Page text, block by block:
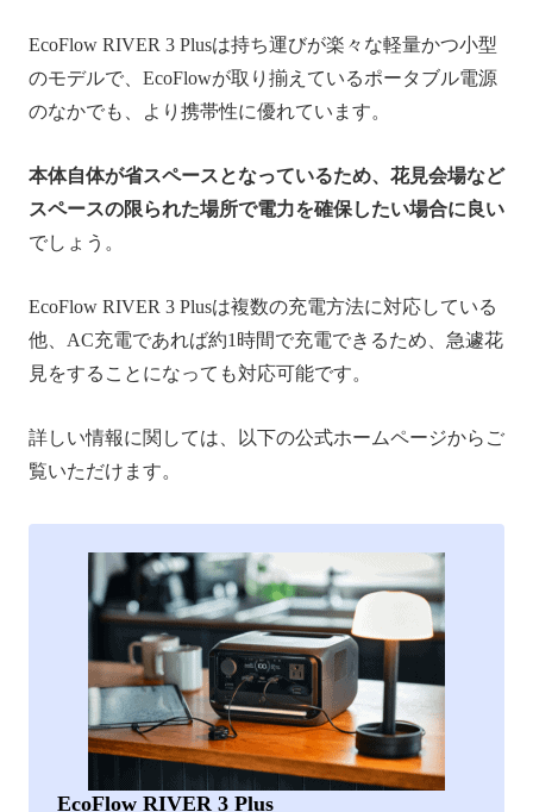
EcoFlow RIVER 3 Plusは持ち運びが楽々な軽量かつ小型
のモデルで、EcoFlowが取り揃えているポータブル電源
のなかでも、より携帯性に優れています。
本体自体が省スペースとなっているため、花見会場など
スペースの限られた場所で電力を確保したい場合に良い
でしょう。
EcoFlow RIVER 3 Plusは複数の充電方法に対応している
他、AC充電であれば約1時間で充電できるため、急遽花
見をすることになっても対応可能です。
詳しい情報に関しては、以下の公式ホームページからご
覧いただけます。
EcoFlow RIVER 3 Plus